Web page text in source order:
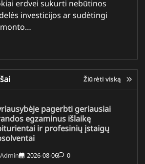
erdvei sukurti nebūtinos
investicijos ar sudėtingi
Žiūrėti viską
pagerbti geriausiai
egzaminus išlaikę
ir profesinių įstaigų
Admin 2026-08-06 0